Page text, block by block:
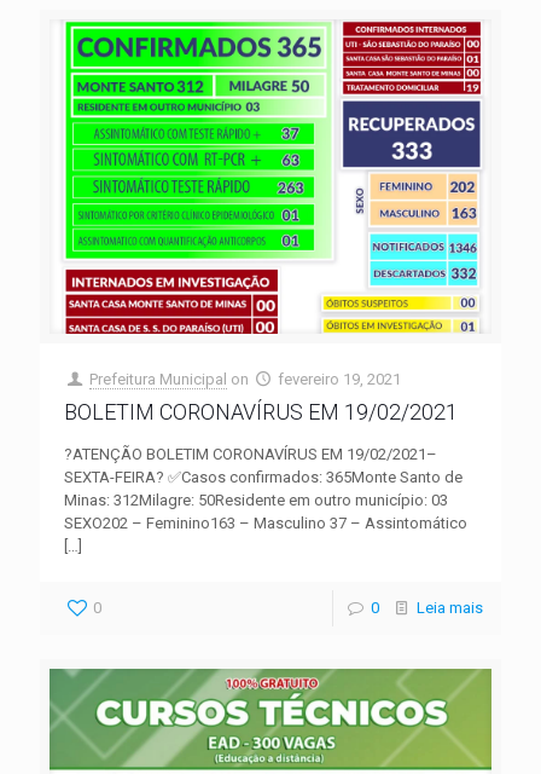
Prefeitura Municipal on fevereiro 19, 2021
BOLETIM CORONAVÍRUS EM 19/02/2021
?ATENÇÃO BOLETIM CORONAVÍRUS EM 19/02/2021–
SEXTA-FEIRA? ✅Casos confirmados: 365Monte Santo de
Minas: 312Milagre: 50Residente em outro município: 03
SEXO202 – Feminino163 – Masculino 37 – Assintomático
[…]
0 0 Leia mais